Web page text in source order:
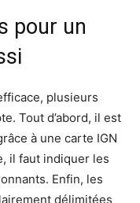
pour un
plusieurs
Tout d’abord, il est
à une carte IGN
il faut indiquer les
Enfin, les
délimitées